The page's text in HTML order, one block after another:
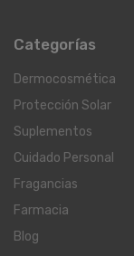
Categorías
Dermocosmética
Protección Solar
Suplementos
Cuidado Personal
Fragancias
Farmacia
Blog